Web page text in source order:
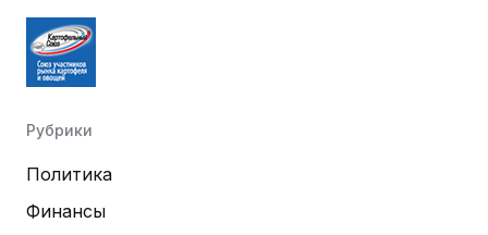
Рубрики
Политика
Финансы